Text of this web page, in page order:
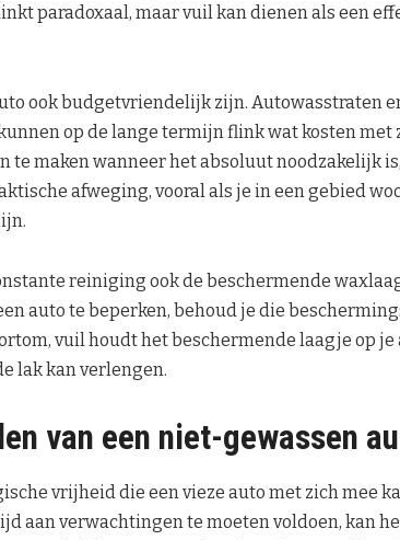
paradoxaal, maar vuil kan dienen als een
ook budgetvriendelijk zijn. Autowasstraten
op de lange termijn flink wat kosten met
te maken wanneer het absoluut noodzakelijk
afweging, vooral als je in een gebied
reiniging ook de beschermende
auto te beperken, behoud je die
vuil houdt het beschermende laagje op
lak kan verlengen.
van een niet-gewassen
vrijheid die een vieze auto met zich mee
aan verwachtingen te moeten voldoen, kan